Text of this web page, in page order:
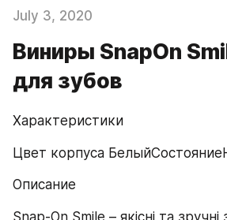
July 3, 2020
Виниры SnapOn
для зубов
Характеристики
Цвет корпуса
Описание
Snap-On Smile – якісні та зручні